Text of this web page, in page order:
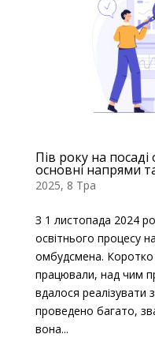
Пів року на
основні напрями
2025, 8 Тра
З 1 листопада 2024
освітнього процесу
омбудсмена.
працювали, над чим
вдалося реалізувати
проведено багато,
вона...